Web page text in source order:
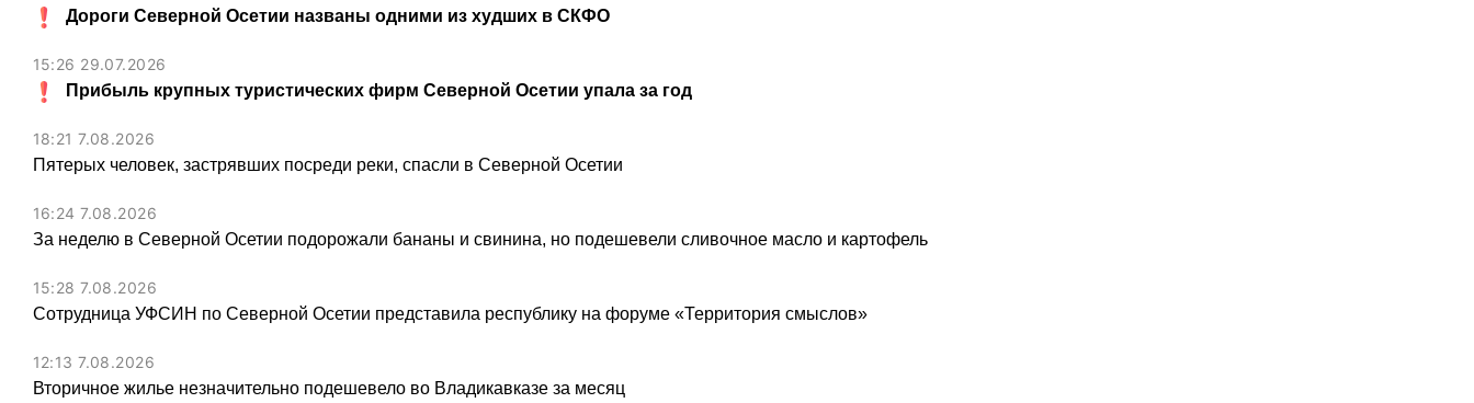
Дороги Северной Осетии названы одними из худших в СКФО
15:26 29.07.2026
Прибыль крупных туристических фирм Северной Осетии упала за год
18:21 7.08.2026
Пятерых человек, застрявших посреди реки, спасли в Северной Осетии
16:24 7.08.2026
За неделю в Северной Осетии подорожали бананы и свинина, но подешевели сливочное масло и картофель
15:28 7.08.2026
Сотрудница УФСИН по Северной Осетии представила республику на форуме «Территория смыслов»
12:13 7.08.2026
Вторичное жилье незначительно подешевело во Владикавказе за месяц